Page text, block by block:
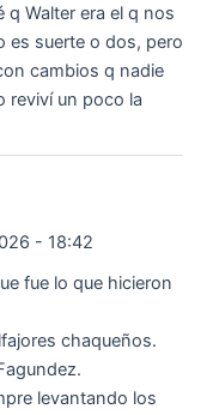
q Walter era el q nos
es suerte o dos, pero
cambios q nadie
reviví un poco la
- 18:42
fue lo que hicieron
chaqueños.
levantando los